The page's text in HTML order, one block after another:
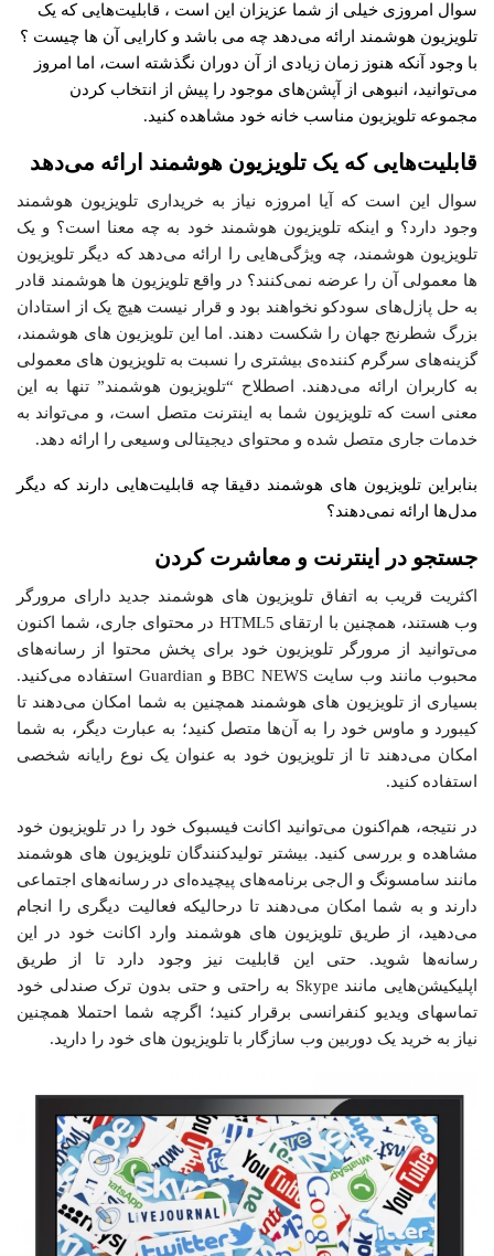
سوال امروزی خیلی از شما عزیزان این است ، قابلیت‌هایی که یک
تلویزیون هوشمند ارائه می‌دهد چه می باشد و کارایی آن ها چیست ؟
با وجود آنکه هنوز زمان زیادی از آن دوران نگذشته است، اما امروز
می‌توانید، انبوهی از آپشن‌های موجود را پیش از انتخاب کردن
مجموعه تلویزیون مناسب خانه خود مشاهده کنید.
قابلیت‌هایی که یک تلویزیون هوشمند ارائه می‌دهد
سوال این است که آیا امروزه نیاز به خریداری تلویزیون هوشمند
وجود دارد؟ و اینکه تلویزیون هوشمند خود به چه معنا است؟ و یک
تلویزیون هوشمند، چه ویژگی‌هایی را ارائه می‌دهد که دیگر تلویزیون
ها معمولی آن را عرضه نمی‌کنند؟ در واقع تلویزیون ها هوشمند قادر
به حل پازل‌های سودکو نخواهند بود و قرار نیست هیچ یک از استادان
بزرگ شطرنج جهان را شکست دهند. اما این تلویزیون های هوشمند،
گزینه‌های سرگرم کننده‌ی بیشتری را نسبت به تلویزیون های معمولی
به کاربران ارائه می‌دهند. اصطلاح “تلویزیون هوشمند” تنها به این
معنی است که تلویزیون شما به اینترنت متصل است، و می‌تواند به
خدمات جاری متصل شده و محتوای دیجیتالی وسیعی را ارائه دهد.
بنابراین تلویزیون های هوشمند دقیقا چه قابلیت‌هایی دارند که دیگر
مدل‌ها ارائه نمی‌دهند؟
جستجو در اینترنت و معاشرت کردن
اکثریت قریب به اتفاق تلویزیون های هوشمند جدید دارای مرورگر
وب هستند، همچنین با ارتقای HTML5 در محتوای جاری، شما اکنون
می‌توانید از مرورگر تلویزیون خود برای پخش محتوا از رسانه‌های
محبوب مانند وب سایت BBC NEWS و Guardian استفاده می‌کنید.
بسیاری از تلویزیون های هوشمند همچنین به شما امکان می‌دهند تا
کیبورد و ماوس خود را به آن‌ها متصل کنید؛ به عبارت دیگر، به شما
امکان می‌دهند تا از تلویزیون خود به عنوان یک نوع رایانه شخصی
استفاده کنید.
در نتیجه، هم‌اکنون می‌توانید اکانت فیسبوک خود را در تلویزیون خود
مشاهده و بررسی کنید. بیشتر تولیدکنندگان تلویزیون های هوشمند
مانند سامسونگ و ال‌جی برنامه‌های پیچیده‌ای در رسانه‌های اجتماعی
دارند و به شما امکان می‌دهند تا درحالیکه فعالیت دیگری را انجام
می‌دهید، از طریق تلویزیون های هوشمند وارد اکانت خود در این
رسانه‌ها شوید. حتی این قابلیت نیز وجود دارد تا از طریق
اپلیکیشن‌هایی مانند Skype به راحتی و حتی بدون ترک صندلی خود
تماس‎های ویدیو کنفرانسی برقرار کنید؛ اگرچه شما احتملا همچنین
نیاز به خرید یک دوربین وب سازگار با تلویزیون های خود را دارید.